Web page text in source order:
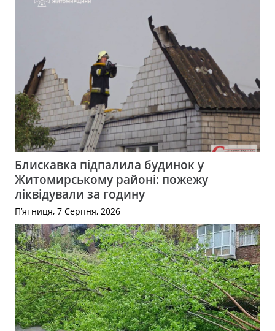
Блискавка підпалила будинок у
Житомирському районі: пожежу
ліквідували за годину
П’ятниця, 7 Серпня, 2026